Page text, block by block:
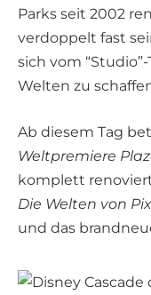
Parks seit 2002
verdoppelt fast
sich vom
Welten zu
Ab diesem Tag
Weltpremiere
komplett
Die Welten von
und das